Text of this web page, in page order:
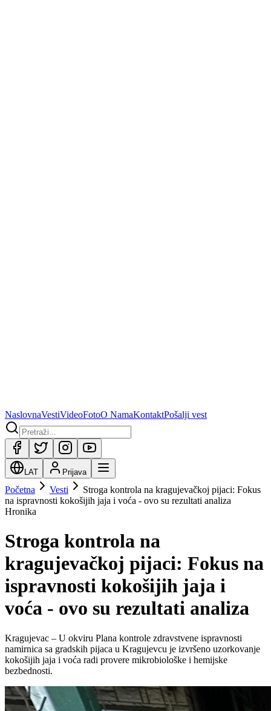
NaslovnaVestiVideoFotoO NamaKontaktPošalji vest
LAT Prijava
Početna Vesti
Stroga kontrola na kragujevačkoj pijaci: Fokus
na ispravnosti kokošijih jaja i voća - ovo su rezultati analiza
Hronika
Stroga kontrola na
kragujevačkoj pijaci: Fokus na
ispravnosti kokošijih jaja i
voća - ovo su rezultati analiza
Kragujevac – U okviru Plana kontrole zdravstvene ispravnosti
namirnica sa gradskih pijaca u Kragujevcu je izvršeno uzorkovanje
kokošijih jaja i voća radi provere mikrobiološke i hemijske
bezbednosti.